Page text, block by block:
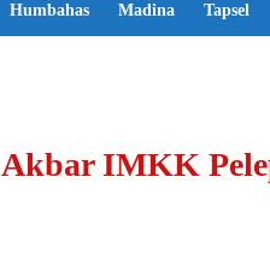
Humbahas Madina Tapsel
IMKK